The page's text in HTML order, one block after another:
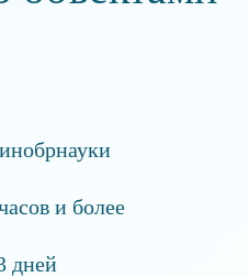
и более
дней